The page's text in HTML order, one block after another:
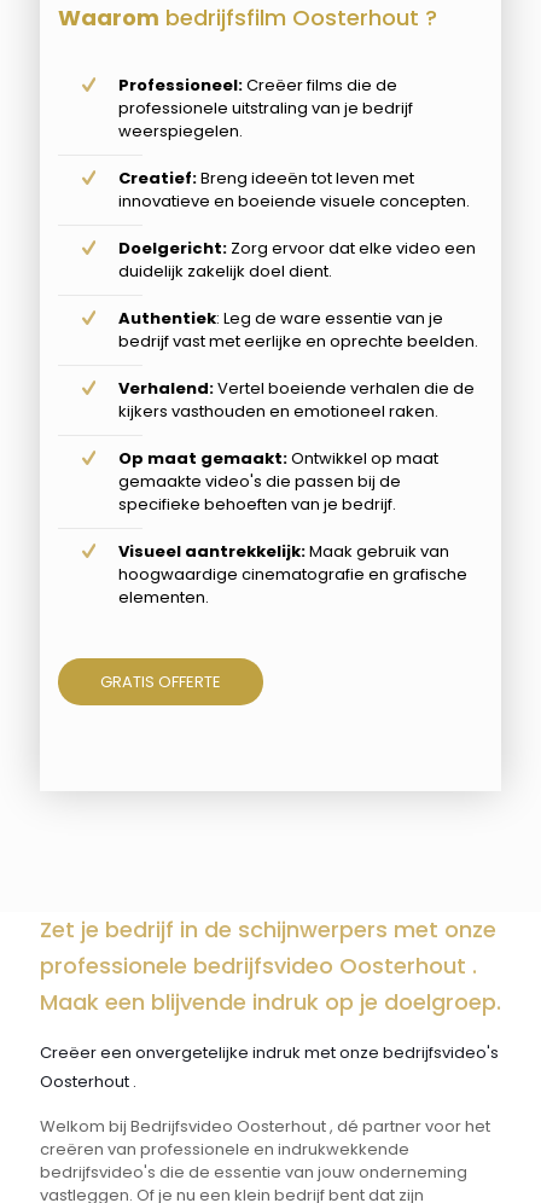
Waarom bedrijfsfilm Oosterhout ?
Professioneel:Creëer films die de
professionele uitstraling van je bedrijf
weerspiegelen.
Creatief:Breng ideeën tot leven met
innovatieve en boeiende visuele concepten.
Doelgericht: Zorg ervoor dat elke video een
duidelijk zakelijk doel dient.
Authentiek: Leg de ware essentie van je
bedrijf vast met eerlijke en oprechte beelden.
Verhalend:Vertel boeiende verhalen die de
kijkers vasthouden en emotioneel raken.
Op maat gemaakt:Ontwikkel op maat
gemaakte video's die passen bij de
specifieke behoeften van je bedrijf.
Visueel aantrekkelijk:Maak gebruik van
hoogwaardige cinematografie en grafische
elementen.
GRATIS OFFERTE
Zet je bedrijf in de schijnwerpers met onze
professionele bedrijfsvideo Oosterhout .
Maak een blijvende indruk op je doelgroep.
Creëer een onvergetelijke indruk met onze bedrijfsvideo's
Oosterhout .
Welkom bij Bedrijfsvideo Oosterhout , dé partner voor het
creëren van professionele en indrukwekkende
bedrijfsvideo's die de essentie van jouw onderneming
vastleggen. Of je nu een klein bedrijf bent dat zijn